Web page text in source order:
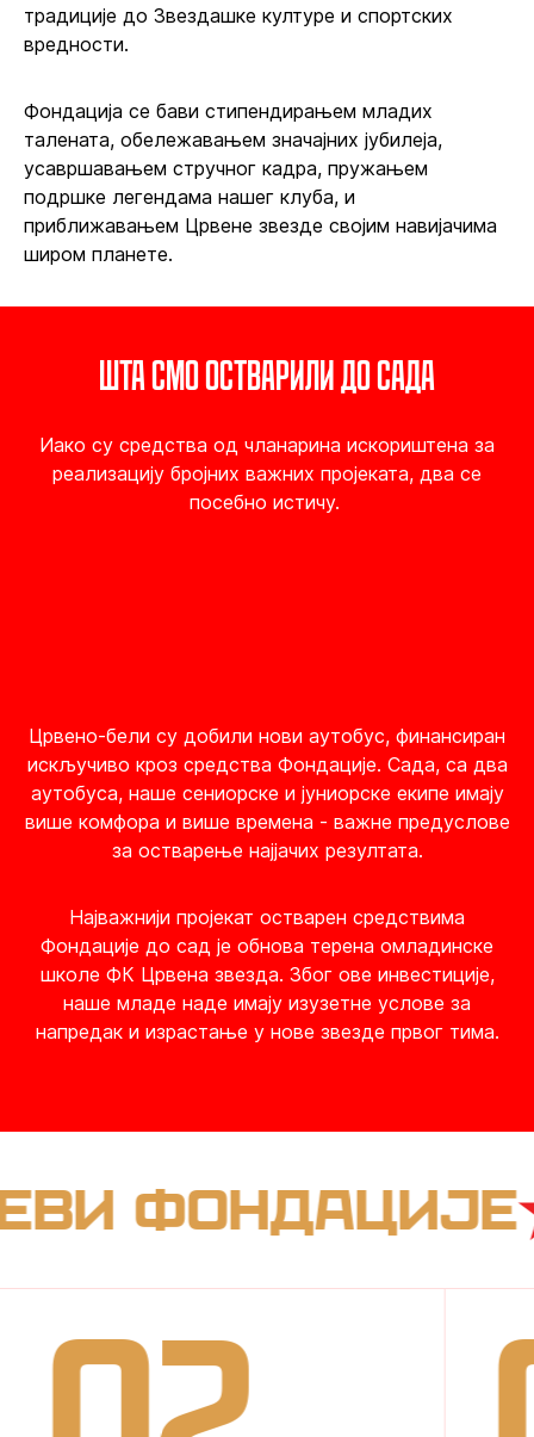
традиције до Звездашке културе и спортских
вредности.
Фондација се бави стипендирањем младих
талената, обележавањем значајних јубилеја,
усавршавањем стручног кадра, пружањем
подршке легендама нашег клуба, и
приближавањем Црвене звезде својим навијачима
широм планете.
ШТА СМО ОСТВАРИЛИ ДО САДА
Иако су средства од чланарина искориштена за
реализацију бројних важних пројеката, два се
посебно истичу.
Црвено-бели су добили нови аутобус, финансиран
искључиво кроз средства Фондације. Сада, са два
аутобуса, наше сениорске и јуниорске екипе имају
више комфора и више времена - важне предуслове
за остварење најјачих резултата.
Најважнији пројекат остварен средствима
Фондације до сад је обнова терена омладинске
школе ФК Црвена звезда. Због ове инвестиције,
наше младе наде имају изузетне услове за
напредак и израстање у нове звезде првог тима.
ФОНДАЦИЈЕ